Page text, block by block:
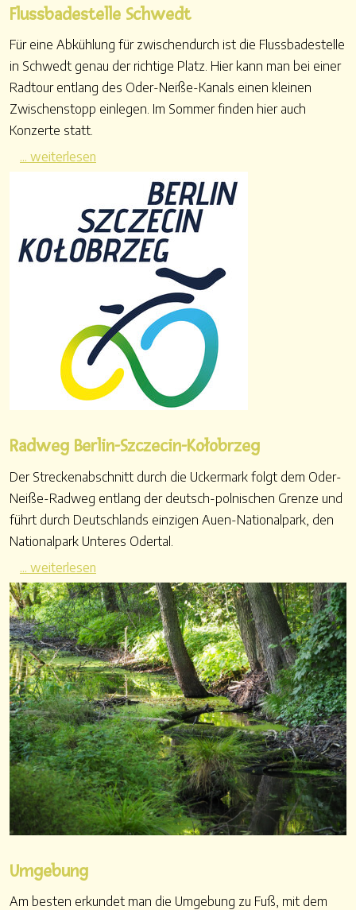
Flussbadestelle Schwedt
Für eine Abkühlung für zwischendurch ist die Flussbadestelle
in Schwedt genau der richtige Platz. Hier kann man bei einer
Radtour entlang des Oder-Neiße-Kanals einen kleinen
Zwischenstopp einlegen. Im Sommer finden hier auch
Konzerte statt.
... weiterlesen
Radweg Berlin-Szczecin-Kołobrzeg
Der Streckenabschnitt durch die Uckermark folgt dem Oder-
Neiße-Radweg entlang der deutsch-polnischen Grenze und
führt durch Deutschlands einzigen Auen-Nationalpark, den
Nationalpark Unteres Odertal.
... weiterlesen
Umgebung
Am besten erkundet man die Umgebung zu Fuß, mit dem